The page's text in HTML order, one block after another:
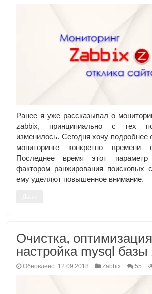
Ранее я уже рассказывал о
zabbix, принципиально с тех
изменилось. Сегодня хочу подробнее
мониторинге конкретно времени
Последнее время этот
фактором ранжирования поисковых
ему уделяют повышенное внимание.
Очистка,
настройка mysql
Обновлено: 12.09.2018 Zabbix 55